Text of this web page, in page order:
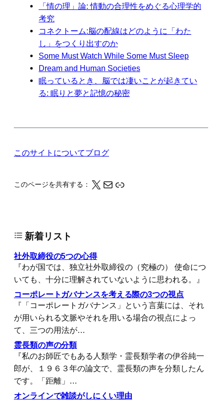
「情の理」論: 情動の合理性をめぐる心理学的
考究
コネクトーム:脳の配線はどのように「わた
し」をつくり出すのか
Some Must Watch While Some Must Sleep
Dream and Human Societies
眠っているとき、脳では凄いことが起きてい
る: 眠りと夢と記憶の秘密
このサイトについてブログ
このページを共有する： X メール このページの情報をクリップボードにコピーする
新着リスト
社外取締役の5つの心得
『わが国では、独立社外取締役の（究極の） 使命につ
いても、十分に理解されていないように思われる。』
コーポレートガバナンスを考える際の3つの視点
『「コーポレートガバナンス」という言葉には、それ
が用いられる文脈やそれを用いる場合の視点によっ
て、三つの用法が…
霊長類の声の分類
『私のお師匠でもある人類学・霊長類学者の伊谷純一
郎が、１９６３年の論文で、霊長類の声を分類したん
です。「距離」…
オンラインで雑談がしにくい理由